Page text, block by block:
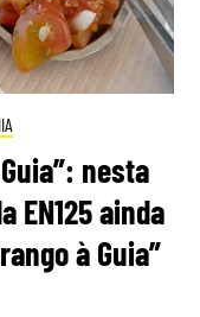
nesta
EN125 ainda
à Guia”